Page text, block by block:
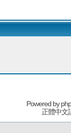
Powered by
正體中文